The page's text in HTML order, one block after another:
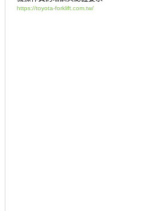
https://toyota-forklift.com.tw/